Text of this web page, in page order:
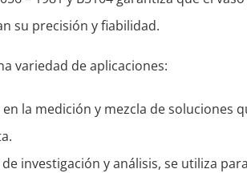
su precisión y fiabilidad.
variedad de aplicaciones:
en la medición y mezcla de
investigación y análisis, se utiliza